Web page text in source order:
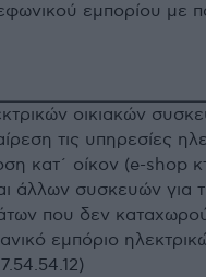
εμπορίου με
οικιακών
τις υπηρεσίες
κατ΄ οίκον (e-shop
άλλων συσκευών για
που δεν
εμπόριο